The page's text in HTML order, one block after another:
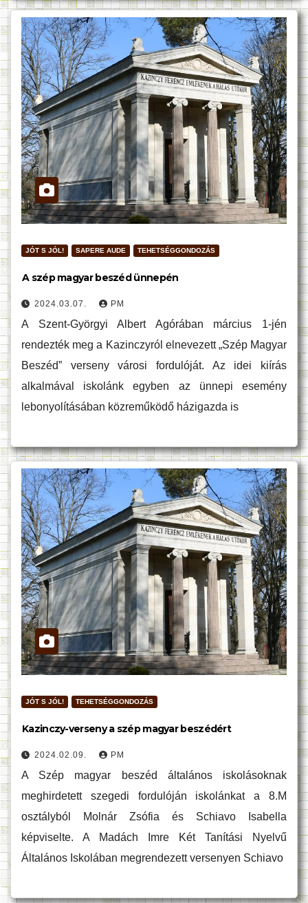
JÓT S JÓL! SAPERE AUDE TEHETSÉGGONDOZÁS
A szép magyar beszéd ünnepén
2024.03.07. PM
A Szent-Györgyi Albert Agórában március 1-jén
rendezték meg a Kazinczyról elnevezett „Szép Magyar
Beszéd” verseny városi fordulóját. Az idei kiírás
alkalmával iskolánk egyben az ünnepi esemény
lebonyolításában közreműködő házigazda is
JÓT S JÓL! TEHETSÉGGONDOZÁS
Kazinczy-verseny a szép magyar beszédért
2024.02.09. PM
A Szép magyar beszéd általános iskolásoknak
meghirdetett szegedi fordulóján iskolánkat a 8.M
osztályból Molnár Zsófia és Schiavo Isabella
képviselte. A Madách Imre Két Tanítási Nyelvű
Általános Iskolában megrendezett versenyen Schiavo